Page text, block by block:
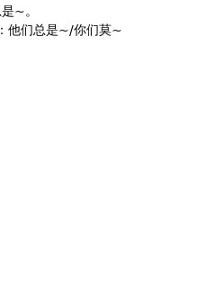
~。
他们总是~/你们莫~